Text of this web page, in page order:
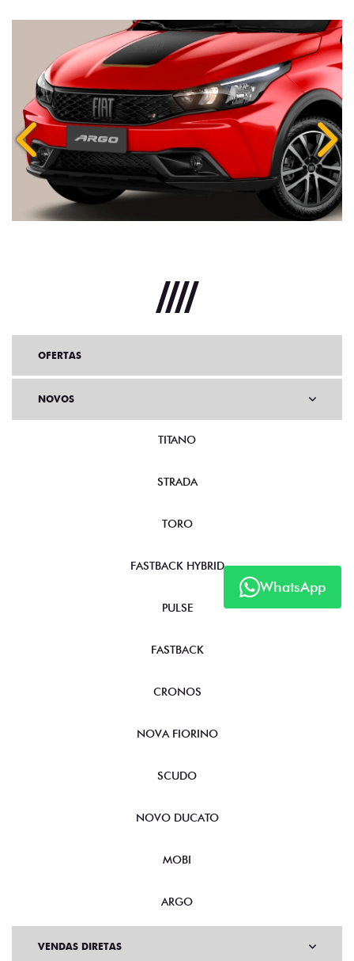
Anterior
WhatsApp
OFERTAS
NOVOS
TITANO
STRADA
TORO
FASTBACK HYBRID
PULSE
FASTBACK
CRONOS
NOVA FIORINO
SCUDO
NOVO DUCATO
MOBI
ARGO
VENDAS DIRETAS